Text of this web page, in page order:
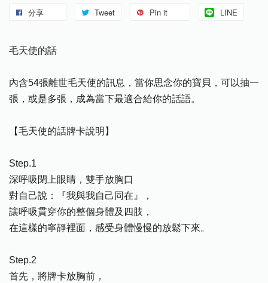
分享 Tweet Pin it LINE
毛天使的話
內含54張離世毛天使的訊息，當你思念你的寶貝，可以抽一
張，或是多張，成為當下最適合給你的話語。
【毛天使的話牌卡說明】
Step.1
深呼吸閉上眼睛，雙手放胸口
對自己說：『我與我自己同在』，
讓呼吸貫穿你的整個身體及四肢，
在這樣的寧靜裡面，感受身體慢慢的放鬆下來。
Step.2
首先，將牌卡放胸前，